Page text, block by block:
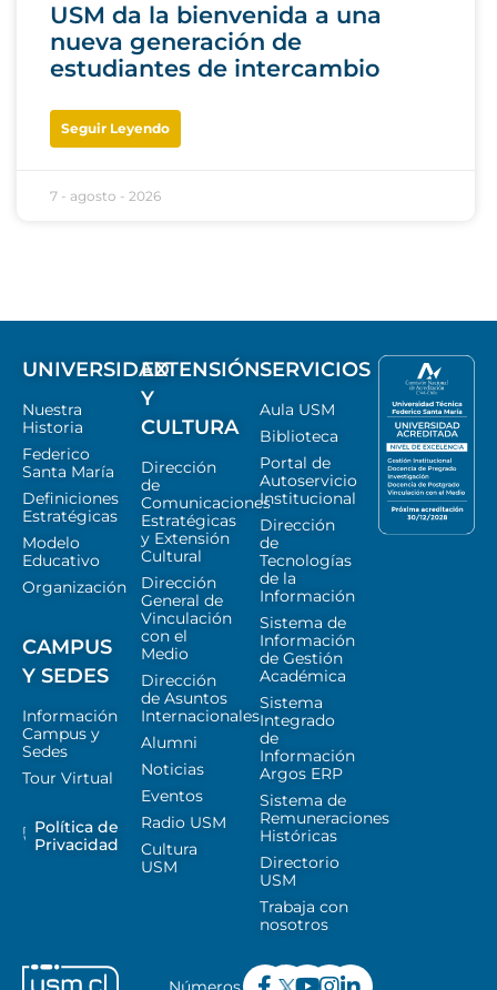
USM da la bienvenida a una
nueva generación de
estudiantes de intercambio
Seguir Leyendo
7 - agosto - 2026
UNIVERSIDAD
Nuestra
Historia
Federico
Santa María
Definiciones
Estratégicas
Modelo
Educativo
Organización
CAMPUS
Y SEDES
Información
Campus y
Sedes
Tour Virtual
Política de
Privacidad
EXTENSIÓN
Y
CULTURA
Dirección
de
Comunicaciones
Estratégicas
y Extensión
Cultural
Dirección
General de
Vinculación
con el
Medio
Dirección
de Asuntos
Internacionales
Alumni
Noticias
Eventos
Radio USM
Cultura
USM
SERVICIOS
Aula USM
Biblioteca
Portal de
Autoservicio
Institucional
Dirección
de
Tecnologías
de la
Información
Sistema de
Información
de Gestión
Académica
Sistema
Integrado
de
Información
Argos ERP
Sistema de
Remuneraciones
Históricas
Directorio
USM
Trabaja con
nosotros